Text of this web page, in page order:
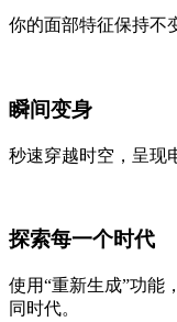
你的面部特征保持不
瞬间变身
秒速穿越时空，呈现
探索每一个时代
使用“重新生成”功能
同时代。